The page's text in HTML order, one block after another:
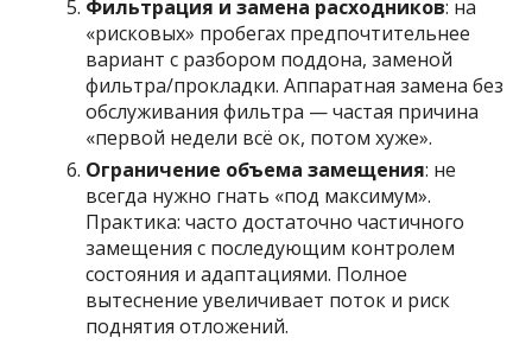
Фильтрация и замена расходников: на
«рисковых» пробегах предпочтительнее
вариант с разбором поддона, заменой
фильтра/прокладки. Аппаратная замена без
обслуживания фильтра — частая причина
«первой недели всё ок, потом хуже».
Ограничение объема замещения: не
всегда нужно гнать «под максимум».
Практика: часто достаточно частичного
замещения с последующим контролем
состояния и адаптациями. Полное
вытеснение увеличивает поток и риск
поднятия отложений.